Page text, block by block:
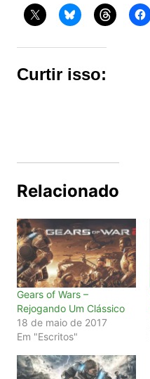
Curtir isso:
Relacionado
Gears of Wars –
Rejogando Um Clássico
18 de maio de 2017
Em "Escritos"